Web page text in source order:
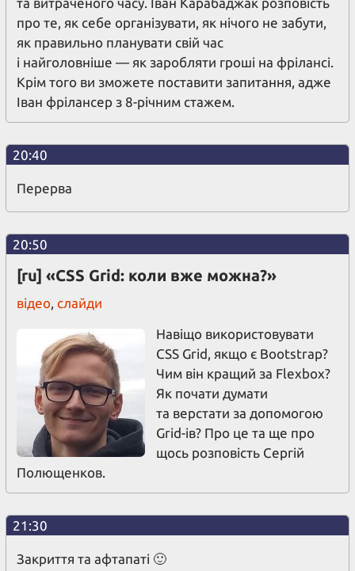
про те, як себе організувати, як нічого не забути,
як правильно планувати свій час
і найголовніше — як заробляти гроші на фрілансі.
Крім того ви зможете поставити запитання, адже
Іван фрілансер з 8-річним стажем.
20:40
Перерва
20:50
[ru] «CSS Grid: коли вже можна?»
відео,слайди
Навіщо використовувати
CSS Grid, якщо є Bootstrap?
Чим він кращий за Flexbox?
Як почати думати
та верстати за допомогою
Grid-ів? Про це та ще про
щось розповість Сергій
Полющенков.
21:30
Закриття та афтапаті 🙂